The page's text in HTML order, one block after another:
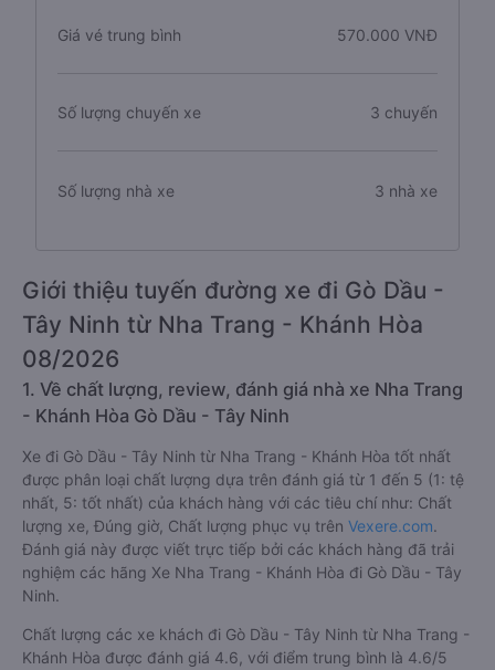
Giá vé trung bình 570.000 VNĐ
Số lượng chuyến xe 3 chuyến
Số lượng nhà xe 3 nhà xe
Giới thiệu tuyến đường xe đi Gò Dầu -
Tây Ninh từ Nha Trang - Khánh Hòa
08/2026
1. Về chất lượng, review, đánh giá nhà xe Nha Trang
- Khánh Hòa Gò Dầu - Tây Ninh
Xe đi Gò Dầu - Tây Ninh từ Nha Trang - Khánh Hòa tốt nhất
được phân loại chất lượng dựa trên đánh giá từ 1 đến 5 (1: tệ
nhất, 5: tốt nhất) của khách hàng với các tiêu chí như: Chất
lượng xe, Đúng giờ, Chất lượng phục vụ trên Vexere.com.
Đánh giá này được viết trực tiếp bởi các khách hàng đã trải
nghiệm các hãng Xe Nha Trang - Khánh Hòa đi Gò Dầu - Tây
Ninh.
Chất lượng các xe khách đi Gò Dầu - Tây Ninh từ Nha Trang -
Khánh Hòa được đánh giá 4.6, với điểm trung bình là 4.6/5